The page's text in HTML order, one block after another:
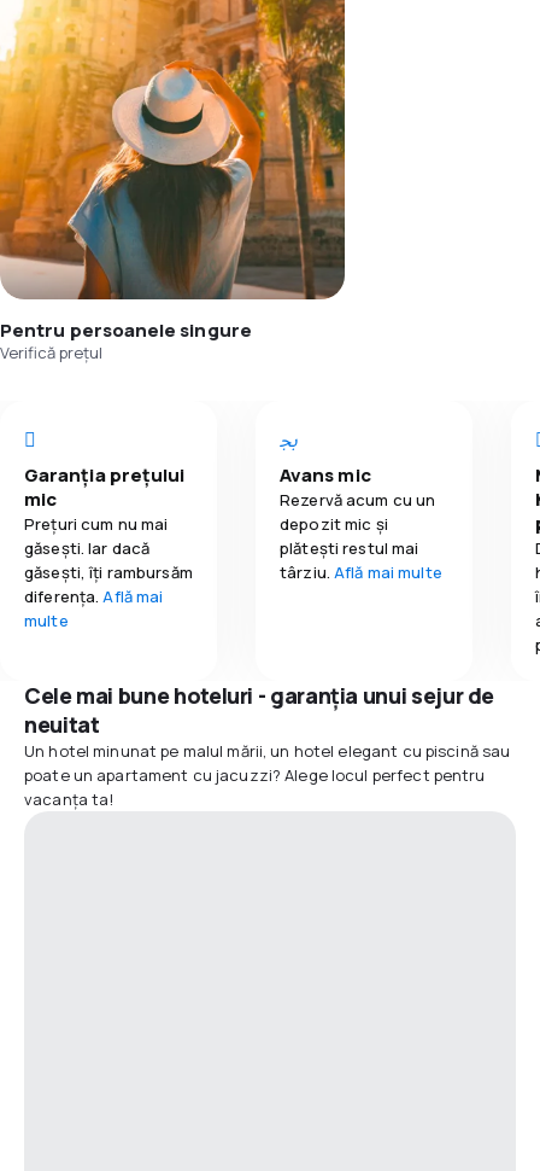
Pentru persoanele singure
Verifică prețul
Garanția prețului
mic
Prețuri cum nu mai
găsești. Iar dacă
găseşti, îți rambursăm
diferența.Află mai
multe
Avans mic
Rezervă acum cu un
depozit mic și
plătești restul mai
târziu.Află mai multe
Cele mai bune hoteluri - garanția unui sejur de
neuitat
Un hotel minunat pe malul mării, un hotel elegant cu piscină sau
poate un apartament cu jacuzzi? Alege locul perfect pentru
vacanța ta!